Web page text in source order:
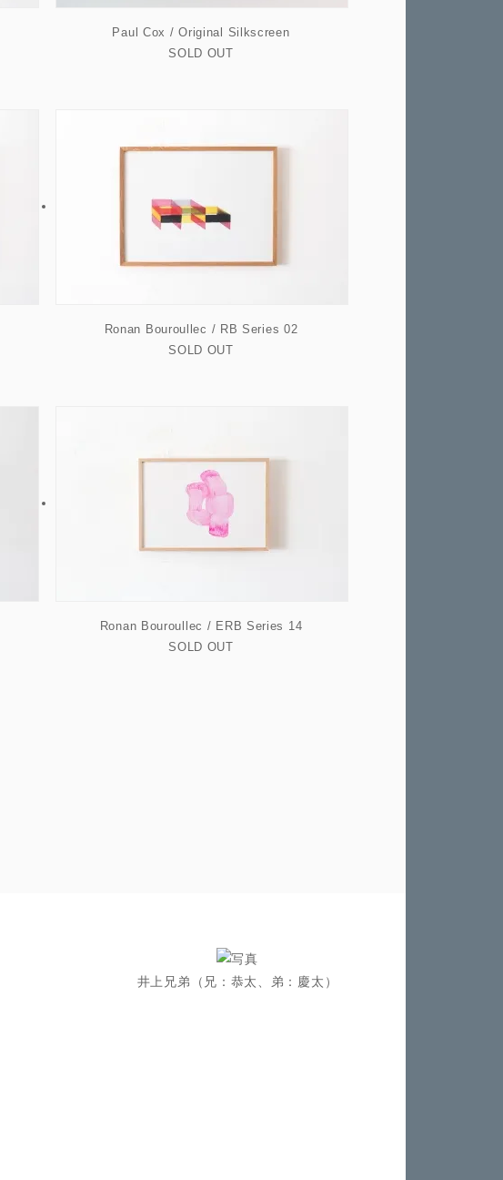
Paul Cox / Original Silkscreen
SOLD OUT
Ronan Bouroullec / RB Series 02
SOLD OUT
Ronan Bouroullec / ERB Series 14
SOLD OUT
井上兄弟（兄：恭太、弟：慶太）